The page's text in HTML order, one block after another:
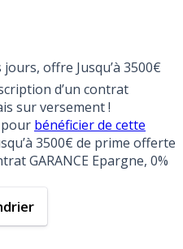
offre Jusqu’à 3500€
d’un contrat
sur versement !
bénéficier de cette
3500€ de prime offerte
GARANCE Epargne, 0%